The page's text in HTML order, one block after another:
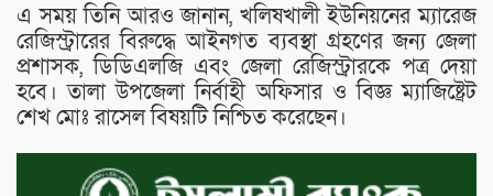
এ সময় তিনি আরও জানান, খলিষখালী ইউনিয়নের ম্যারেজ
রেজিস্ট্রারের বিরুদ্ধে আইনগত ব্যবস্থা গ্রহণের জন্য জেলা
প্রশাসক, ডিডিএলজি এবং জেলা রেজিস্ট্রারকে পত্র দেয়া
হবে। তালা উপজেলা নির্বাহী অফিসার ও বিজ্ঞ ম্যাজিষ্ট্রেট
শেখ মোঃ রাসেল বিষয়টি নিশ্চিত করেছেন।